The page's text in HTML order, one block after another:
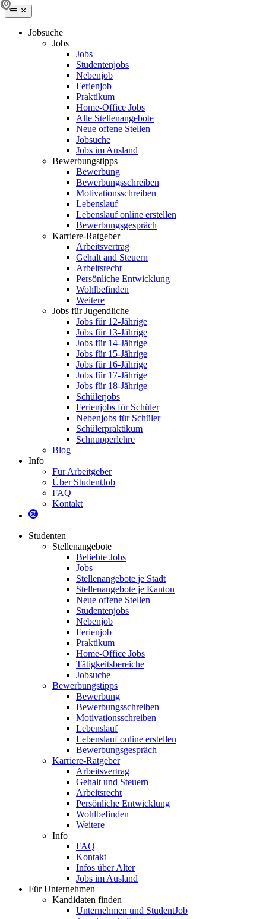
Jobsuche
Jobs
Jobs
Studentenjobs
Nebenjob
Ferienjob
Praktikum
Home-Office Jobs
Alle Stellenangebote
Neue offene Stellen
Jobsuche
Jobs im Ausland
Bewerbungstipps
Bewerbung
Bewerbungsschreiben
Motivationsschreiben
Lebenslauf
Lebenslauf online erstellen
Bewerbungsgespräch
Karriere-Ratgeber
Arbeitsvertrag
Gehalt and Steuern
Arbeitsrecht
Persönliche Entwicklung
Wohlbefinden
Weitere
Jobs für Jugendliche
Jobs für 12-Jährige
Jobs für 13-Jährige
Jobs für 14-Jährige
Jobs für 15-Jährige
Jobs für 16-Jährige
Jobs für 17-Jährige
Jobs für 18-Jährige
Schülerjobs
Ferienjobs für Schüler
Nebenjobs für Schüler
Schülerpraktikum
Schnupperlehre
Blog
Info
Für Arbeitgeber
Über StudentJob
FAQ
Kontakt
Studenten
Stellenangebote
Beliebte Jobs
Jobs
Stellenangebote je Stadt
Stellenangebote je Kanton
Neue offene Stellen
Studentenjobs
Nebenjob
Ferienjob
Praktikum
Home-Office Jobs
Tätigkeitsbereiche
Jobsuche
Bewerbungstipps
Bewerbung
Bewerbungsschreiben
Motivationsschreiben
Lebenslauf
Lebenslauf online erstellen
Bewerbungsgespräch
Karriere-Ratgeber
Arbeitsvertrag
Gehalt und Steuern
Arbeitsrecht
Persönliche Entwicklung
Wohlbefinden
Weitere
Info
FAQ
Kontakt
Infos über Alter
Jobs im Ausland
Für Unternehmen
Kandidaten finden
Unternehmen und StudentJob